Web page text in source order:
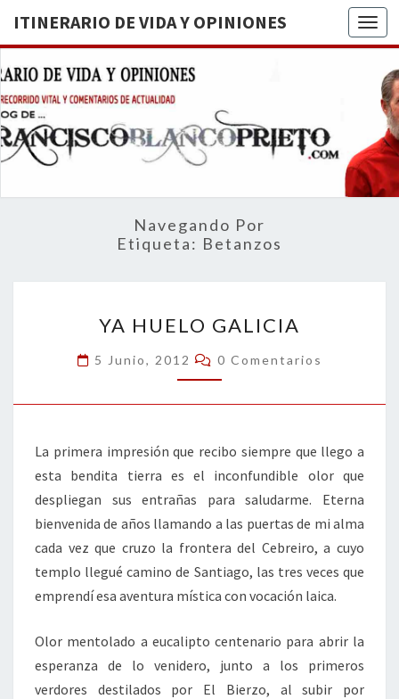
ITINERARIO DE VIDA Y OPINIONES
DE
BREVE
RECORRIDO
VITAL Y
ACTUALIDAD
Navegando Por
Etiqueta: Betanzos
HUELO
GALICIA
YA HUELO GALICIA
5 Junio, 2012 Comentarios
0 Comentarios
La primera impresión que recibo siempre que llego a
esta bendita tierra es el inconfundible olor que
despliegan sus entrañas para saludarme. Eterna
bienvenida de años llamando a las puertas de mi alma
cada vez que cruzo la frontera del Cebreiro, a cuyo
templo llegué camino de Santiago, las tres veces que
emprendí esa aventura mística con vocación laica.
Olor mentolado a eucalipto centenario para abrir la
esperanza de lo venidero, junto a los primeros
verdores destilados por El Bierzo, al subir por